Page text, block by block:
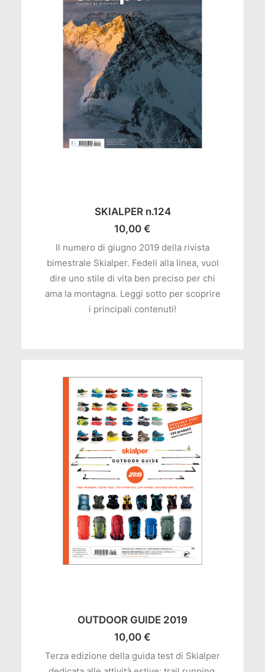
SKIALPER n.124
10,00 €
Il numero di giugno 2019 della rivista
bimestrale Skialper. Fedeli alla linea, vuol
dire uno stile di vita ben preciso per chi
ama la montagna. Leggi sotto per scoprire
i principali contenuti!
OUTDOOR GUIDE 2019
10,00 €
Terza edizione della guida test di Skialper